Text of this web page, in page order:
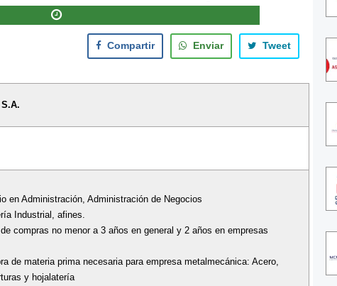
Compartir Enviar Tweet
en Administración, Administración de Negocios
Industrial, afines.
compras no menor a 3 años en general y 2 años en empresas
de materia prima necesaria para empresa metalmecánica: Acero,
y hojalatería